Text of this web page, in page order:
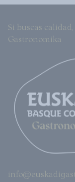
Si buscas
Gastronomika